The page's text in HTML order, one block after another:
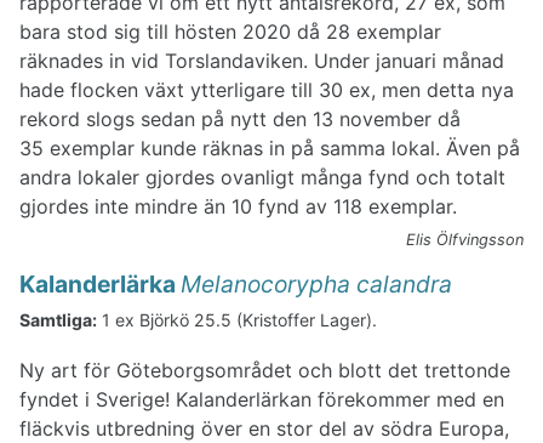
bara stod sig till hösten 2020 då 28 exemplar
räknades in vid Torslandaviken. Under januari månad
hade flocken växt ytterligare till 30 ex, men detta nya
rekord slogs sedan på nytt den 13 november då
35 exemplar kunde räknas in på samma lokal. Även på
andra lokaler gjordes ovanligt många fynd och totalt
gjordes inte mindre än 10 fynd av 118 exemplar.
Elis Ölfvingsson
Kalanderlärka Melanocorypha calandra
Samtliga: 1 ex Björkö 25.5 (Kristoffer Lager).
Ny art för Göteborgsområdet och blott det trettonde
fyndet i Sverige! Kalanderlärkan förekommer med en
fläckvis utbredning över en stor del av södra Europa,